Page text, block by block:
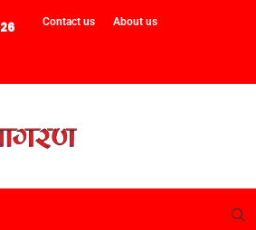
Contact us About us